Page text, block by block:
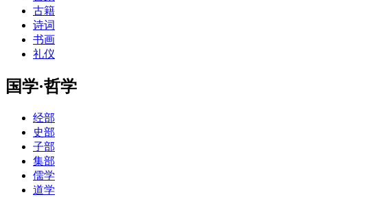
古籍
诗词
书画
礼仪
国学·哲学
经部
史部
子部
集部
儒学
道学